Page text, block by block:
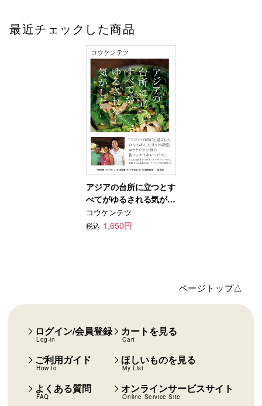
最近チェックした商品
アジアの台所に立つとす
べてがゆるされる気がし
た
コウケンテツ
税込 1,650円
ページトップ△
ログイン/会員登録
Log-in
カートを見る
Cart
ご利用ガイド
How to
ほしいものを見る
My List
よくある質問
FAQ
オンラインサービスサイト
Online Service Site